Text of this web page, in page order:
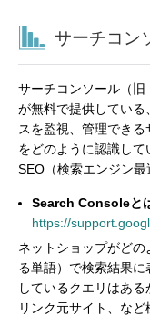
サーチコン
サーチコンソール（
が無料で提供してい
スを監視、管理でき
をどのように認識して
SEO（検索エンジン最
Search Consoleと
https://
ネットショップがど
る単語）で検索結果
しているクエリはあ
リンク元サイト、など